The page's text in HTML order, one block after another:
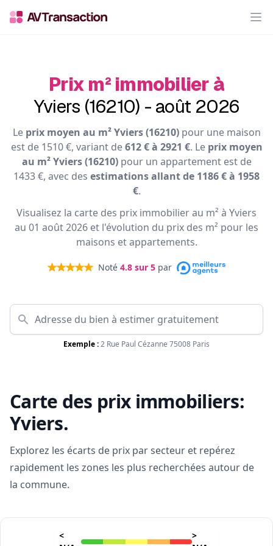
Prix m² immobilier à
Yviers (16210) - août 2026
Le prix moyen au m² Yviers (16210)pour une maison
est de 1510 €, variant de612 € à 2921 €. Le prix moyen
au m² Yviers (16210)pour un appartement est de
1433 €, avec des estimations allant de 1186 € à 1958
€.
Visualisez la carte des prix immobilier au m² à Yviers
au 01 août 2026 et l'évolution du prix des m² pour les
maisons et appartements.
Noté 4.8 sur 5 par
Exemple :2 Rue Paul Cézanne 75008 Paris
Carte des prix immobiliers:
Yviers.
Explorez les écarts de prix par secteur et repérez
rapidement les zones les plus recherchées autour de
la commune.
<
>